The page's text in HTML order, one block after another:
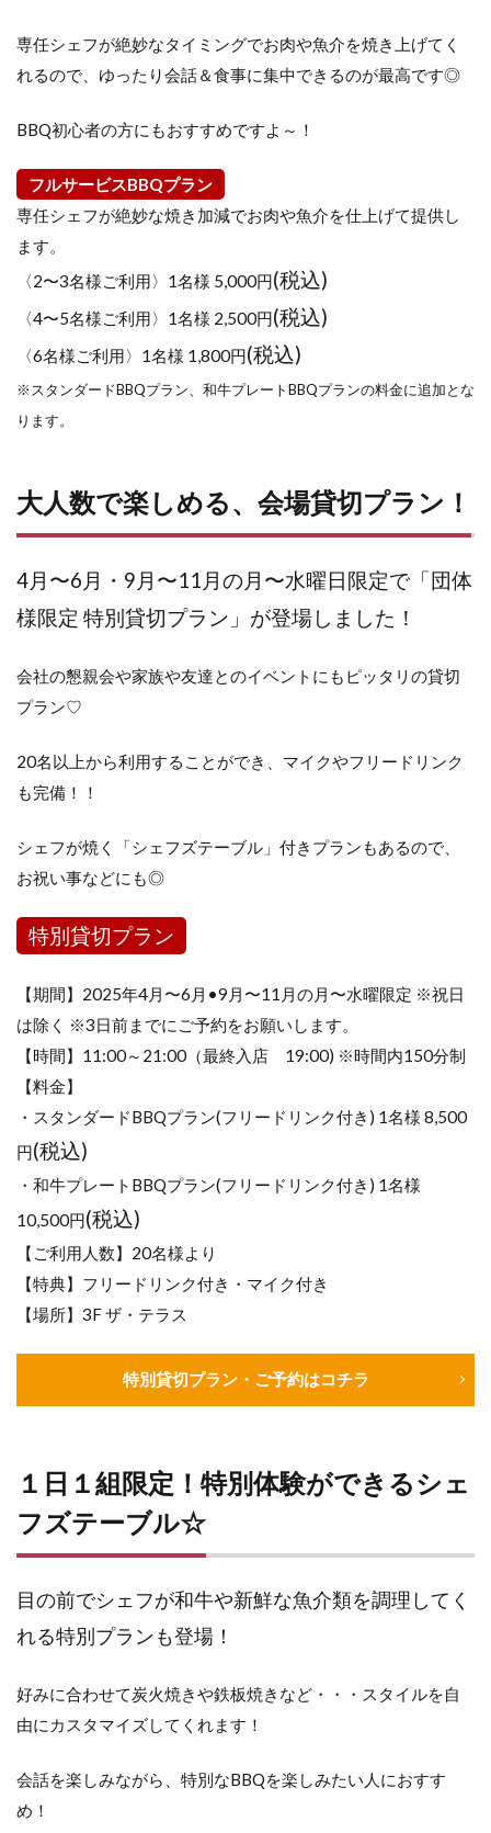
専任シェフが絶妙なタイミングでお肉や魚介を焼き上げてく
れるので、ゆったり会話＆食事に集中できるのが最高です◎
BBQ初心者の方にもおすすめですよ～！
フルサービスBBQプラン
専任シェフが絶妙な焼き加減でお肉や魚介を仕上げて提供し
ます。
〈2〜3名様ご利用〉1名様 5,000円(税込)
〈4〜5名様ご利用〉1名様 2,500円(税込)
〈6名様ご利用〉1名様 1,800円(税込)
※スタンダードBBQプラン、和牛プレートBBQプランの料金に追加とな
ります。
大人数で楽しめる、会場貸切プラン！
4月〜6月・9月〜11月の月〜水曜日限定で「団体
様限定 特別貸切プラン」が登場しました！
会社の懇親会や家族や友達とのイベントにもピッタリの貸切
プラン♡
20名以上から利用することができ、マイクやフリードリンク
も完備！！
シェフが焼く「シェフズテーブル」付きプランもあるので、
お祝い事などにも◎
特別貸切プラン
【期間】2025年4月〜6月•9月〜11月の月〜水曜限定 ※祝日
は除く ※3日前までにご予約をお願いします。
【時間】11:00～21:00（最終入店 19:00) ※時間内150分制
【料金】
・スタンダードBBQプラン(フリードリンク付き) 1名様 8,500
円(税込)
・和牛プレートBBQプラン(フリードリンク付き) 1名様
10,500円(税込)
【ご利用人数】20名様より
【特典】フリードリンク付き・マイク付き
【場所】3F ザ・テラス
特別貸切プラン・ご予約はコチラ
１日１組限定！特別体験ができるシェ
フズテーブル☆
目の前でシェフが和牛や新鮮な魚介類を調理してく
れる特別プランも登場！
好みに合わせて炭火焼きや鉄板焼きなど・・・スタイルを自
由にカスタマイズしてくれます！
会話を楽しみながら、特別なBBQを楽しみたい人におすす
め！